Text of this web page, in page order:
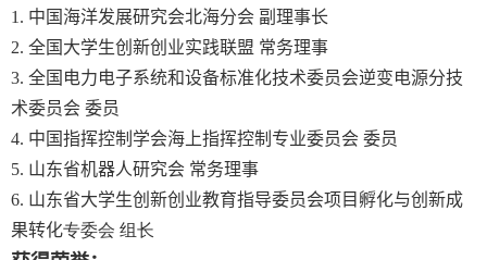
1. 中国海洋发展研究会北海分会 副理事长
2. 全国大学生创新创业实践联盟 常务理事
3. 全国电力电子系统和设备标准化技术委员会逆变电源分技
术委员会 委员
4. 中国指挥控制学会海上指挥控制专业委员会 委员
5. 山东省机器人研究会 常务理事
6. 山东省大学生创新创业教育指导委员会项目孵化与创新成
果转化专委会 组长